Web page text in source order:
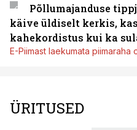
Põllumajanduse
käive üldiselt kerkis,
kahekordistus kui ka
E-Piimast laekumata piimaraha
ÜRITUSED